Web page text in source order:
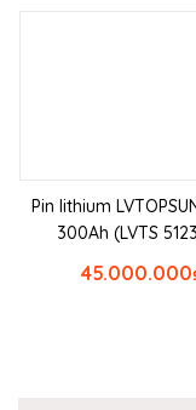
Pin lithium
300Ah (LVTS
45.000.000